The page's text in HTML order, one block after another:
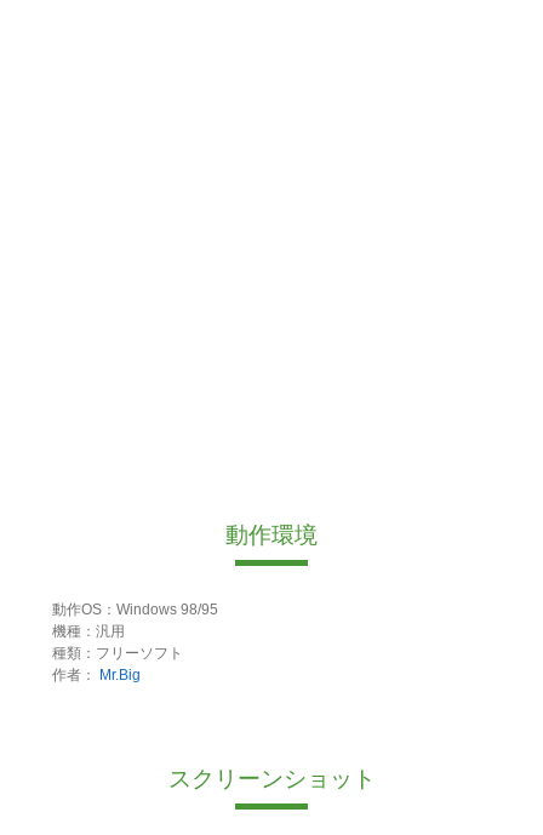
動作環境
動作OS：Windows 98/95
機種：汎用
種類：フリーソフト
作者：
Mr.Big
スクリーンショット